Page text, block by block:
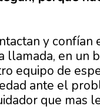
y confían
llamada, en un
equipo de
ante el
que mas